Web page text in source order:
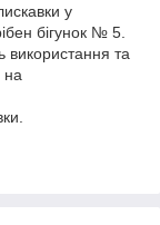
у
бігунок № 5.
та
на